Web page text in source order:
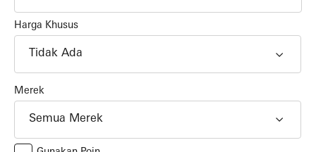
Harga Khusus
Tidak Ada
Merek
Semua Merek